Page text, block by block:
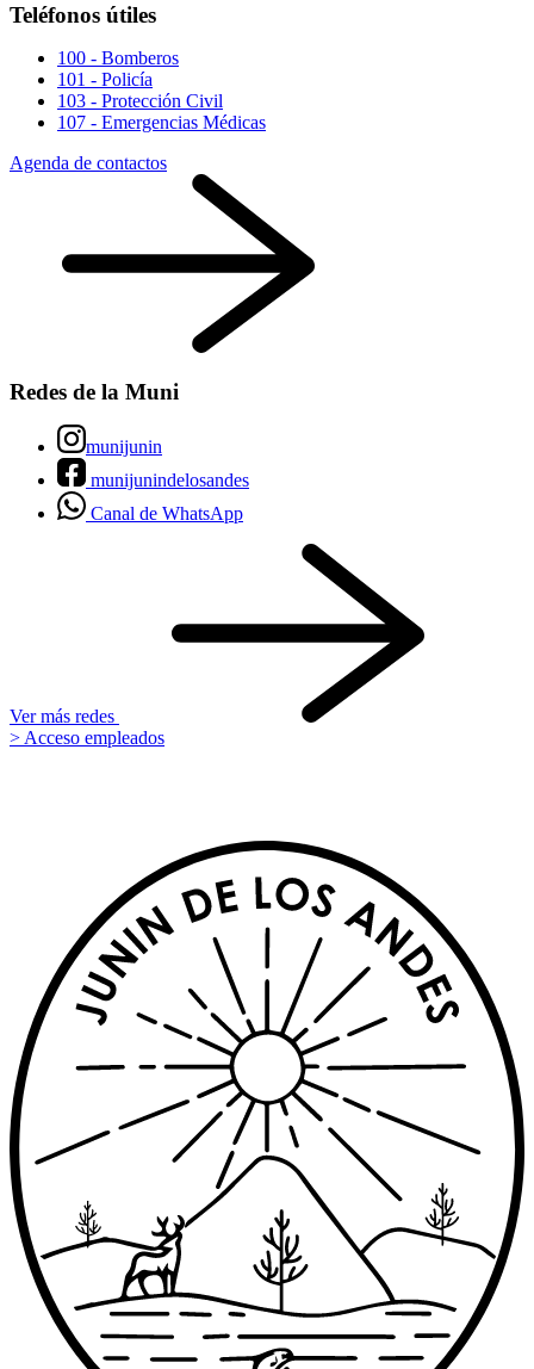
Teléfonos útiles
100 - Bomberos
101 - Policía
103 - Protección Civil
107 - Emergencias Médicas
Agenda de contactos
Redes de la Muni
munijunin
munijunindelosandes
Canal de WhatsApp
Ver más redes
> Acceso empleados